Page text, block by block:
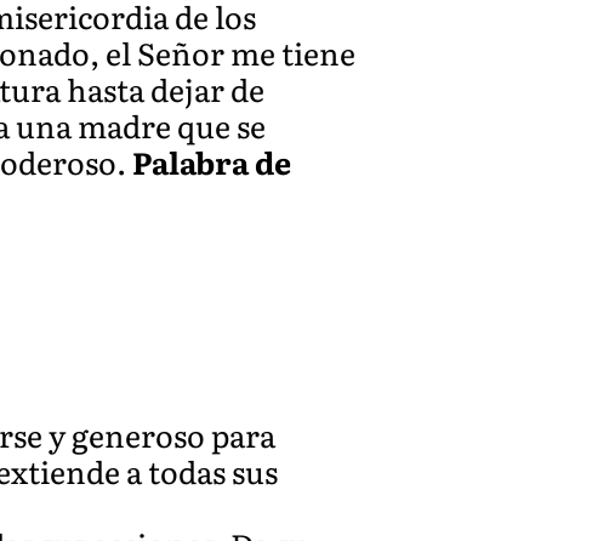
de los
el Señor me tiene
hasta dejar de
madre que se
Palabra de
y generoso para
a todas sus